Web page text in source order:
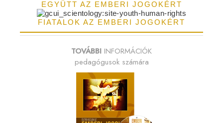
EGYÜTT AZ EMBERI JOGOKÉRT
FIATALOK AZ EMBERI JOGOKÉRT
TOVÁBBI INFORMÁCIÓK
pedagógusok számára